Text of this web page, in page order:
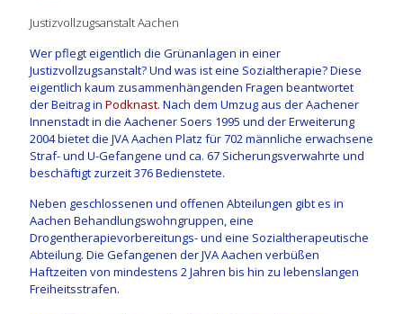
Justizvollzugsanstalt Aachen
Wer pflegt eigentlich die Grünanlagen in einer
Justizvollzugsanstalt? Und was ist eine Sozialtherapie? Diese
eigentlich kaum zusammenhängenden Fragen beantwortet
der Beitrag in Podknast. Nach dem Umzug aus der Aachener
Innenstadt in die Aachener Soers 1995 und der Erweiterung
2004 bietet die JVA Aachen Platz für 702 männliche erwachsene
Straf- und U-Gefangene und ca. 67 Sicherungsverwahrte und
beschäftigt zurzeit 376 Bedienstete.
Neben geschlossenen und offenen Abteilungen gibt es in
Aachen Behandlungswohngruppen, eine
Drogentherapievorbereitungs- und eine Sozialtherapeutische
Abteilung. Die Gefangenen der JVA Aachen verbüßen
Haftzeiten von mindestens 2 Jahren bis hin zu lebenslangen
Freiheitsstrafen.